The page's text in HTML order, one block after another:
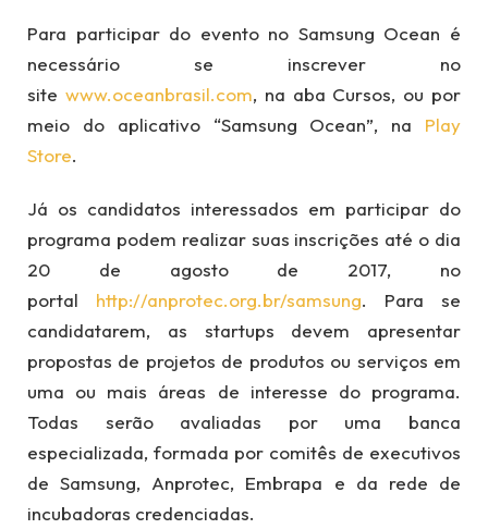
Para participar do evento no Samsung Ocean é
necessário se inscrever no
site www.oceanbrasil.com, na aba Cursos, ou por
meio do aplicativo “Samsung Ocean”, na Play
Store.
Já os candidatos interessados em participar do
programa podem realizar suas inscrições até o dia
20 de agosto de 2017, no
portal http://anprotec.org.br/samsung. Para se
candidatarem, as startups devem apresentar
propostas de projetos de produtos ou serviços em
uma ou mais áreas de interesse do programa.
Todas serão avaliadas por uma banca
especializada, formada por comitês de executivos
de Samsung, Anprotec, Embrapa e da rede de
incubadoras credenciadas.